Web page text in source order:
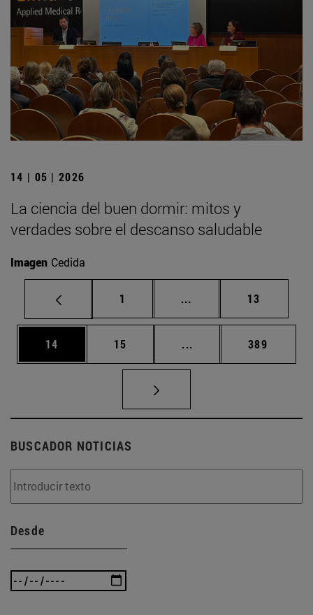
14 | 05 | 2026
La ciencia del buen dormir: mitos y
verdades sobre el descanso saludable
Imagen Cedida
Página
1 ... Páginas intermedias
Página
13
Página
14 Página
15 ... Páginas intermedias
Página
389
BUSCADOR NOTICIAS
Desde